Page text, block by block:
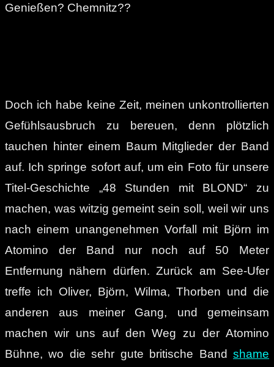
Genießen? Chemnitz??
Doch ich habe keine Zeit, meinen unkontrollierten
Gefühlsausbruch zu bereuen, denn plötzlich
tauchen hinter einem Baum Mitglieder der Band
auf. Ich springe sofort auf, um ein Foto für unsere
Titel-Geschichte „48 Stunden mit BLOND“ zu
machen, was witzig gemeint sein soll, weil wir uns
nach einem unangenehmen Vorfall mit Björn im
Atomino der Band nur noch auf 50 Meter
Entfernung nähern dürfen. Zurück am See-Ufer
treffe ich Oliver, Björn, Wilma, Thorben und die
anderen aus meiner Gang, und gemeinsam
machen wir uns auf den Weg zu der Atomino
Bühne, wo die sehr gute britische Band shame